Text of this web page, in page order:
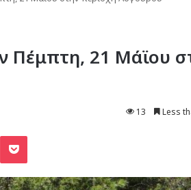
Πέμπτη, 21 Μάϊου
13 Less
Pocket